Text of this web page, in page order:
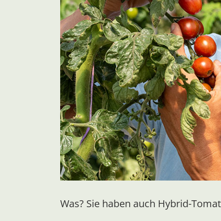
Was? Sie haben auch Hybrid-